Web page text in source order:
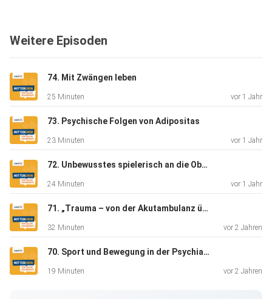
Weitere Episoden
74. Mit Zwängen leben
25 Minuten vor 1 Jahr
73. Psychische Folgen von Adipositas
23 Minuten vor 1 Jahr
72. Unbewusstes spielerisch an die Oberfläche holen
24 Minuten vor 1 Jahr
71. „Trauma – von der Akutambulanz über die stationäre Krisenintervention bis zur Spezialtherapie“
32 Minuten vor 2 Jahren
70. Sport und Bewegung in der Psychiatrie
19 Minuten vor 2 Jahren